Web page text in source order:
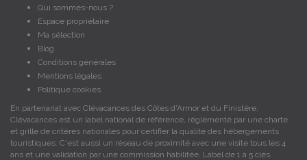
Qui sommes-nous ?
Espace propriétaire
Ma sélection
Blog
Conditions générales
Mentions légales
Politique cookies
En partenariat avec Clévacances des Côtes d'Armor et du Finistère,
Clévacances est un label national de référence, réglementé par une charte
et grille de critères nationales pour certifier la qualité des hébergements
touristiques. C'est aussi un réseau de proximité avec une visite tous les 4
ans et une validation par une commission habilitée. Label de 1 à 5 clés.